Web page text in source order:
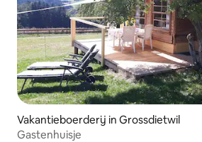
Vakantieboerderij in Grossdietwil
Gastenhuisje